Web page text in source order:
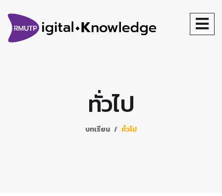
ทั่วไป
บทเรียน ทั่วไป